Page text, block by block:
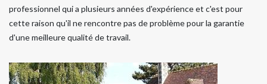
professionnel qui a plusieurs années d'expérience et c'est pour
cette raison qu'il ne rencontre pas de problème pour la garantie
d'une meilleure qualité de travail.